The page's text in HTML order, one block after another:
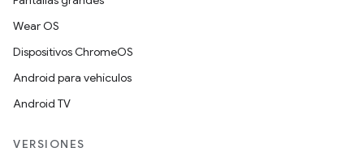
Wear OS
Dispositivos ChromeOS
Android para vehículos
Android TV
VERSIONES